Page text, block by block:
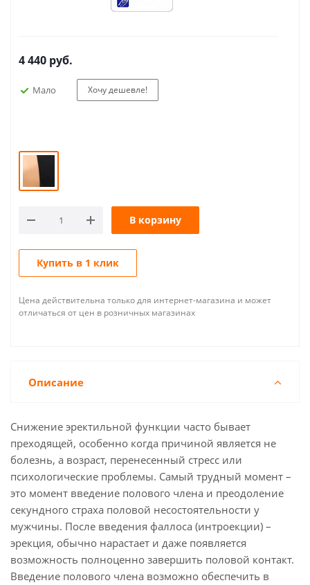
4 440 руб.
Мало Хочу дешевле!
В корзину
Купить в 1 клик
Цена действительна только для интернет-магазина и может
отличаться от цен в розничных магазинах
Описание
Снижение эректильной функции часто бывает
преходящей, особенно когда причиной является не
болезнь, а возраст, перенесенный стресс или
психологические проблемы. Самый трудный момент –
это момент введение полового члена и преодоление
секундного страха половой несостоятельности у
мужчины. После введения фаллоса (интроекции) –
эрекция, обычно нарастает и даже появляется
возможность полноценно завершить половой контакт.
Введение полового члена возможно обеспечить в